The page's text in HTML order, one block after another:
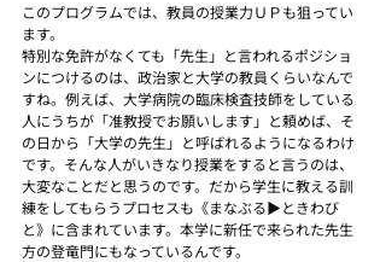
このプログラムでは、教員の授業力ＵＰも狙ってい
ます。
特別な免許がなくても「先生」と言われるポジショ
ンにつけるのは、政治家と大学の教員くらいなんで
すね。例えば、大学病院の臨床検査技師をしている
人にうちが「准教授でお願いします」と頼めば、そ
の日から「大学の先生」と呼ばれるようになるわけ
です。そんな人がいきなり授業をすると言うのは、
大変なことだと思うのです。だから学生に教える訓
練をしてもらうプロセスも《まなぶる▶ときわび
と》に含まれています。本学に新任で来られた先生
方の登竜門にもなっているんです。